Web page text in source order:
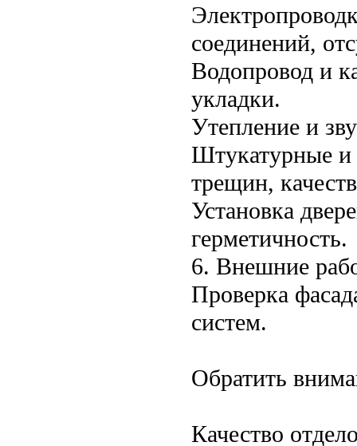
соединений,
Водопровод и
укладки.
Утепление и
Штукатурные и
трещин,
Установка
герметичность.
6. Внешние
Проверка
систем.
Обратить
Качество